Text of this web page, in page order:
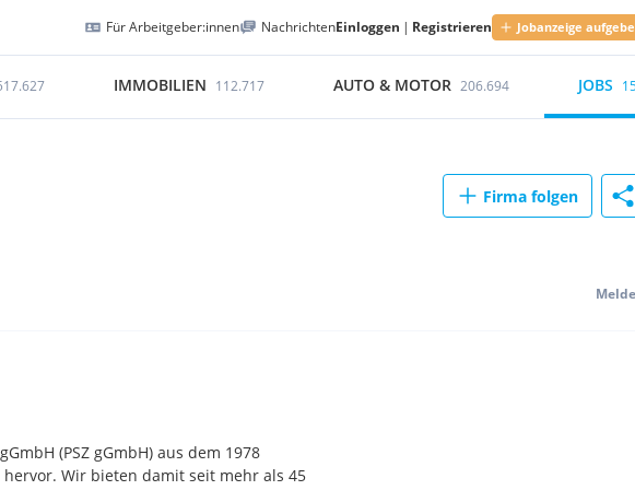
Für Arbeitgeber:innen NachrichtenEinloggen | Registrieren Jobanzeige
IMMOBILIEN 112.717 AUTO & MOTOR 206.694 JOBS
Firma folgen
(PSZ gGmbH) aus dem 1978
Wir bieten damit seit mehr als 45